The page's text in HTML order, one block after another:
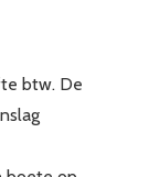
btw. De